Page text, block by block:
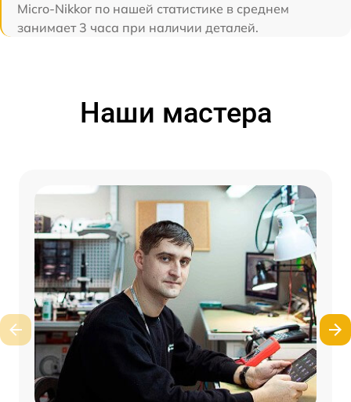
Micro-Nikkor по нашей статистике в среднем
занимает 3 часа при наличии деталей.
Наши мастера